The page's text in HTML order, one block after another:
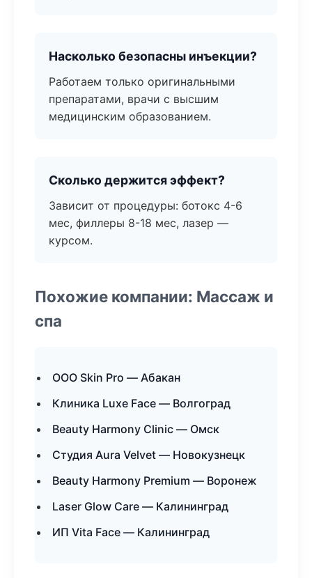
Насколько безопасны инъекции?
Работаем только оригинальными
препаратами, врачи с высшим
медицинским образованием.
Сколько держится эффект?
Зависит от процедуры: ботокс 4-6
мес, филлеры 8-18 мес, лазер —
курсом.
Похожие компании: Массаж и
спа
ООО Skin Pro — Абакан
Клиника Luxe Face — Волгоград
Beauty Harmony Clinic — Омск
Студия Aura Velvet — Новокузнецк
Beauty Harmony Premium — Воронеж
Laser Glow Care — Калининград
ИП Vita Face — Калининград